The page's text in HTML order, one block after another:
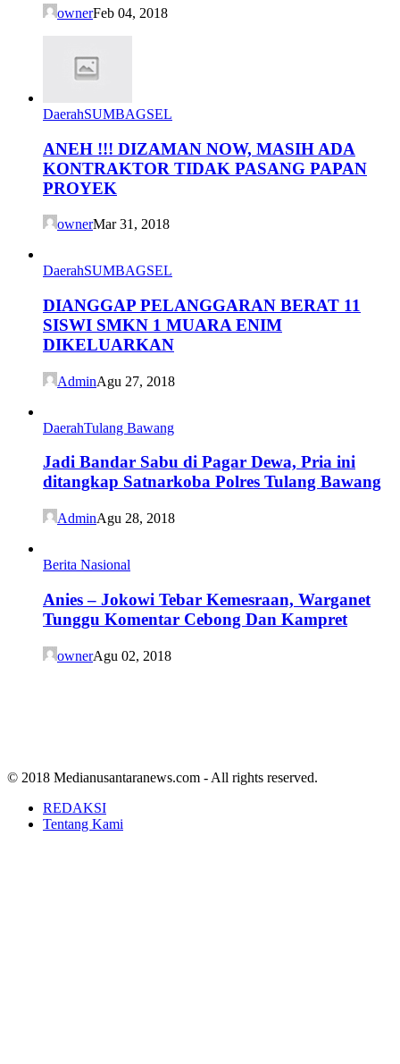
ownerFeb 04, 2018
DaerahSUMBAGSEL
ANEH !!! DIZAMAN NOW, MASIH ADA
KONTRAKTOR TIDAK PASANG PAPAN
PROYEK
ownerMar 31, 2018
DaerahSUMBAGSEL
DIANGGAP PELANGGARAN BERAT 11
SISWI SMKN 1 MUARA ENIM
DIKELUARKAN
AdminAgu 27, 2018
DaerahTulang Bawang
Jadi Bandar Sabu di Pagar Dewa, Pria ini
ditangkap Satnarkoba Polres Tulang Bawang
AdminAgu 28, 2018
Berita Nasional
Anies – Jokowi Tebar Kemesraan, Warganet
Tunggu Komentar Cebong Dan Kampret
ownerAgu 02, 2018
© 2018 Medianusantaranews.com - All rights reserved.
REDAKSI
Tentang Kami